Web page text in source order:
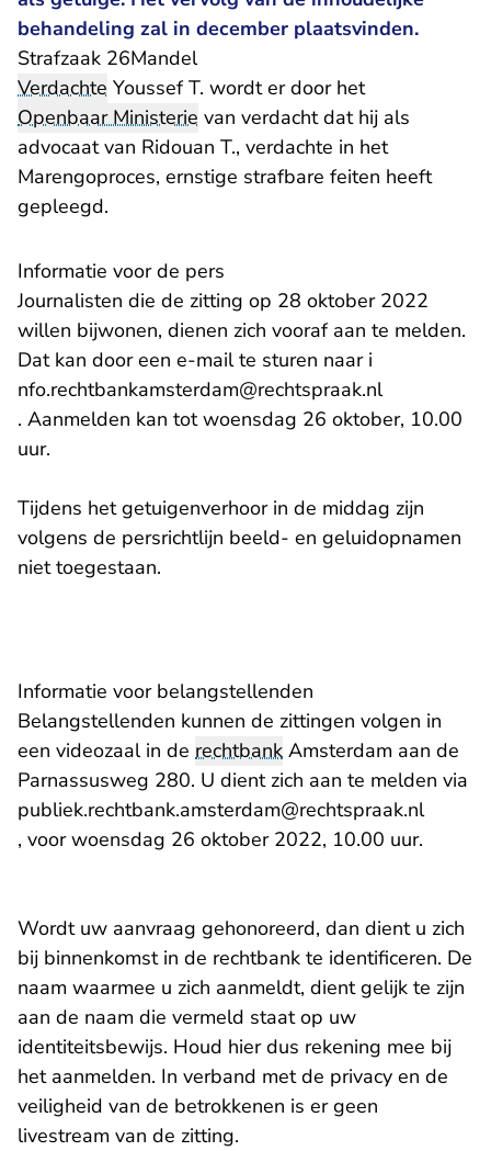
behandeling zal in december plaatsvinden.
​Strafzaak 26Mandel
Verdachte Youssef T. wordt er door het
Openbaar Ministerie van verdacht dat hij als
advocaat van Ridouan T., verdachte in het
Marengoproces, ernstige strafbare feiten heeft
gepleegd.
Informatie voor de pers
Journalisten die de zitting op 28 oktober 2022
willen bijwonen, dienen zich vooraf aan te melden.
Dat kan door een e-mail te sturen naar i
nfo.rechtbankamsterdam@rechtspraak.nl- U verlaat
. Aanmelden kan tot woensdag 26 oktober, 10.00
uur.
Tijdens het getuigenverhoor in de middag zijn
volgens de persrichtlijn beeld- en geluidopnamen
niet toegestaan.
Informatie voor belangstellenden
Belangstellenden kunnen de zittingen volgen in
een videozaal in de rechtbank Amsterdam aan de
Parnassusweg 280. U dient zich aan te melden via
publiek.rechtbank.amsterdam@rechtspraak.nl- U
, voor woensdag 26 oktober 2022, 10.00 uur.
Wordt uw aanvraag gehonoreerd, dan dient u zich
bij binnenkomst in de rechtbank te identificeren. De
naam waarmee u zich aanmeldt, dient gelijk te zijn
aan de naam die vermeld staat op uw
identiteitsbewijs. Houd hier dus rekening mee bij
het aanmelden. In verband met de privacy en de
veiligheid van de betrokkenen is er geen
livestream van de zitting.